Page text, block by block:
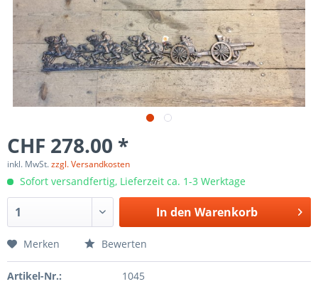
CHF 278.00 *
inkl. MwSt.zzgl. Versandkosten
Sofort versandfertig, Lieferzeit ca. 1-3 Werktage
In den Warenkorb
Merken Bewerten
Artikel-Nr.: 1045